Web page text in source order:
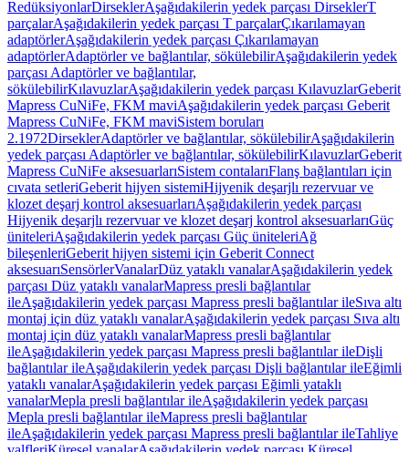
RedüksiyonlarDirseklerAşağıdakilerin yedek parçası DirseklerT
parçalarAşağıdakilerin yedek parçası T parçalarÇıkarılamayan
adaptörlerAşağıdakilerin yedek parçası Çıkarılamayan
adaptörlerAdaptörler ve bağlantılar, sökülebilirAşağıdakilerin yedek
parçası Adaptörler ve bağlantılar,
sökülebilirKılavuzlarAşağıdakilerin yedek parçası KılavuzlarGeberit
Mapress CuNiFe, FKM maviAşağıdakilerin yedek parçası Geberit
Mapress CuNiFe, FKM maviSistem boruları
2.1972DirseklerAdaptörler ve bağlantılar, sökülebilirAşağıdakilerin
yedek parçası Adaptörler ve bağlantılar, sökülebilirKılavuzlarGeberit
Mapress CuNiFe aksesuarlarıSistem contalarıFlanş bağlantıları için
cıvata setleriGeberit hijyen sistemiHijyenik deşarjlı rezervuar ve
klozet deşarj kontrol aksesuarlarıAşağıdakilerin yedek parçası
Hijyenik deşarjlı rezervuar ve klozet deşarj kontrol aksesuarlarıGüç
üniteleriAşağıdakilerin yedek parçası Güç üniteleriAğ
bileşenleriGeberit hijyen sistemi için Geberit Connect
aksesuarıSensörlerVanalarDüz yataklı vanalarAşağıdakilerin yedek
parçası Düz yataklı vanalarMapress presli bağlantılar
ileAşağıdakilerin yedek parçası Mapress presli bağlantılar ileSıva altı
montaj için düz yataklı vanalarAşağıdakilerin yedek parçası Sıva altı
montaj için düz yataklı vanalarMapress presli bağlantılar
ileAşağıdakilerin yedek parçası Mapress presli bağlantılar ileDişli
bağlantılar ileAşağıdakilerin yedek parçası Dişli bağlantılar ileEğimli
yataklı vanalarAşağıdakilerin yedek parçası Eğimli yataklı
vanalarMepla presli bağlantılar ileAşağıdakilerin yedek parçası
Mepla presli bağlantılar ileMapress presli bağlantılar
ileAşağıdakilerin yedek parçası Mapress presli bağlantılar ileTahliye